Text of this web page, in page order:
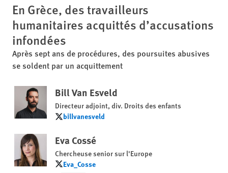
En Grèce, des travailleurs
humanitaires acquittés d’accusations
infondées
Après sept ans de procédures, des poursuites abusives
se soldent par un acquittement
Bill Van Esveld
Directeur adjoint, div. Droits des enfants
billvanesveld
billvanesveld
Eva Cossé
Chercheuse senior sur l'Europe
Eva_Cosse
Eva_Cosse